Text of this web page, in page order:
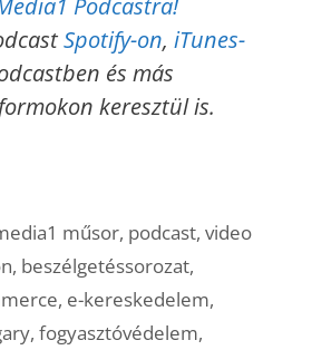
Spotify-on, iTunes-
és más
keresztül is.
műsor, podcast,video
, beszélgetéssorozat,
, e-kereskedelem,
, fogyasztóvédelem,